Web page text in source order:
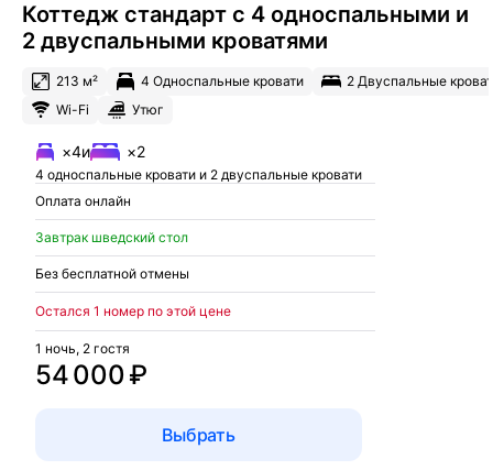
Коттедж стандарт с 4 односпальными и
2 двуспальными кроватями
213 м² 4 Односпальные кровати
2 Двуспальные
Wi-Fi
Утюг
×4и ×2
4 односпальные кровати и 2 двуспальные кровати
Оплата онлайн
Завтрак шведский стол
Без бесплатной отмены
Остался 1 номер по этой цене
54 000 ₽
1 ночь, 2 гостя
Выбрать